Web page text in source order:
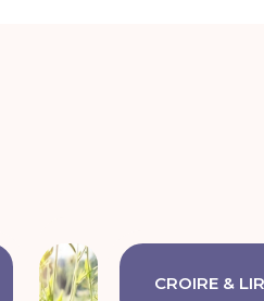
CROIRE &